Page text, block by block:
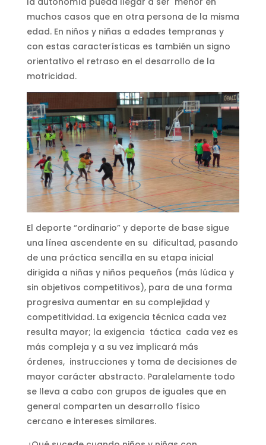
muchos casos que en otra persona de la misma
edad. En niños y niñas a edades tempranas y
con estas características es también un signo
orientativo el retraso en el desarrollo de la
motricidad.
El deporte “ordinario” y deporte de base sigue
una línea ascendente en su dificultad, pasando
de una práctica sencilla en su etapa inicial
dirigida a niñas y niños pequeños (más lúdica y
sin objetivos competitivos), para de una forma
progresiva aumentar en su complejidad y
competitividad. La exigencia técnica cada vez
resulta mayor; la exigencia táctica cada vez es
más compleja y a su vez implicará más
órdenes, instrucciones y toma de decisiones de
mayor carácter abstracto. Paralelamente todo
se lleva a cabo con grupos de iguales que en
general comparten un desarrollo físico
cercano e intereses similares.